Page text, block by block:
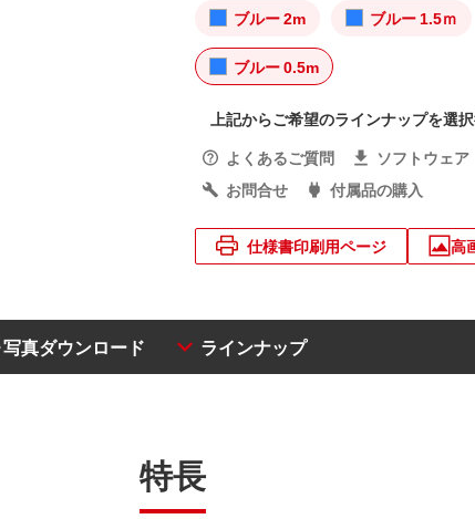
ブルー 2m ブルー 1.5ｍ
ブルー 0.5m
上記からご希望のラインナップを選
よくあるご質問
ソフトウェア
お問合せ
付属品の購入
仕様書印刷用ページ 高
写真ダウンロード ラインナップ
特長